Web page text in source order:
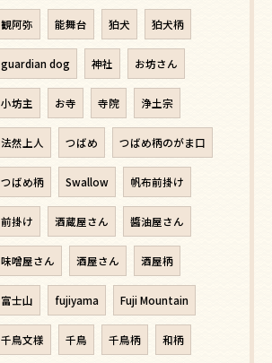
観阿弥 能舞台 狛犬 狛犬柄
guardian dog 神社 お坊さん
小坊主 お寺 寺院 浄土宗
法然上人 つばめ つばめ柄のがま口
つばめ柄 Swallow 帆布前掛け
前掛け 酒蔵屋さん 醬油屋さん
味噌屋さん 酒屋さん 酒屋柄
富士山 fujiyama Fuji Mountain
千鳥文様 千鳥 千鳥柄 和柄